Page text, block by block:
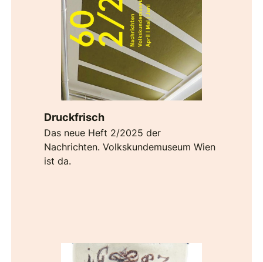
Druckfrisch
Das neue Heft 2/2025 der
Nachrichten. Volkskundemuseum Wien
ist da.